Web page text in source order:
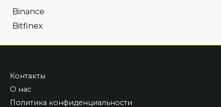
Binance
Bitfinex
Контакты
О нас
Политика конфиденциальности